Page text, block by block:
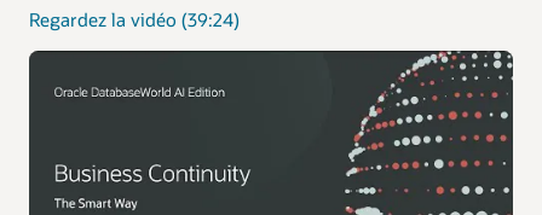
Regardez la vidéo sur
des
PayPal
(39:24)